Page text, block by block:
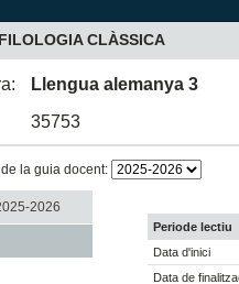
CLÀSSICA
Llengua alemanya 3
35753
la guia docent:
2026
Periode lectiu
Data d'inici
Data de